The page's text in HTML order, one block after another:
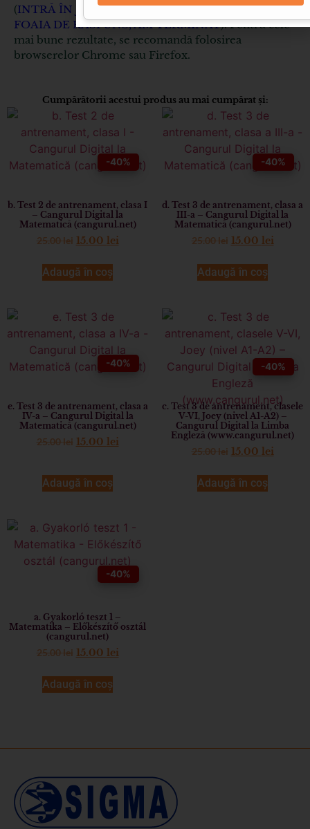
(INTRĂ ÎN JOC, LISTA DE ÎNTREBĂRI, ÎNAPOI LA
FOAIA DE RĂSPUNS, AM TERMINAT). Pentru cele
mai bune rezultate, se recomandă folosirea
browserelor Chrome sau Firefox.
Cumpărătorii acestui produs au mai cumpărat și:
-40%
b. Test 2 de antrenament, clasa I
– Cangurul Digital la
Matematică (cangurul.net)
25.00lei 15.00 lei
Adaugă în coș
-40%
d. Test 3 de antrenament, clasa a
III-a – Cangurul Digital la
Matematică (cangurul.net)
25.00lei 15.00 lei
Adaugă în coș
-40%
e. Test 3 de antrenament, clasa a
IV-a – Cangurul Digital la
Matematică (cangurul.net)
25.00lei 15.00 lei
Adaugă în coș
-40%
c. Test 3 de antrenament, clasele
V-VI, Joey (nivel A1-A2) –
Cangurul Digital la Limba
Engleză (www.cangurul.net)
25.00lei 15.00 lei
Adaugă în coș
-40%
a. Gyakorló teszt 1 –
Matematika – Előkészítő osztál
(cangurul.net)
25.00lei 15.00 lei
Adaugă în coș